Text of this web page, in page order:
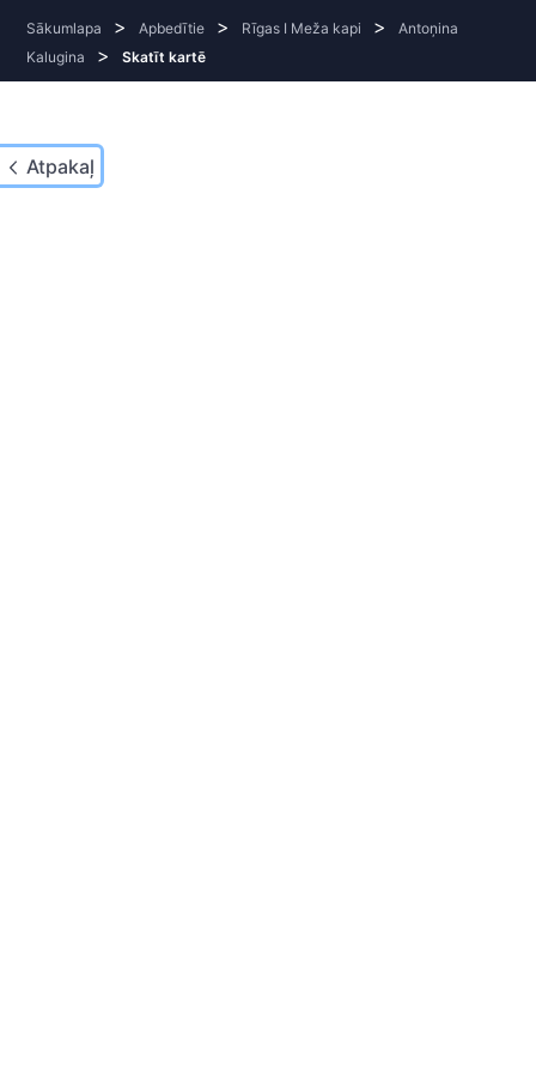
Atpakaļ
Sākumlapa > Apbedītie > Rīgas I Meža kapi >
Antoņina
Kalugina
> Skatīt kartē